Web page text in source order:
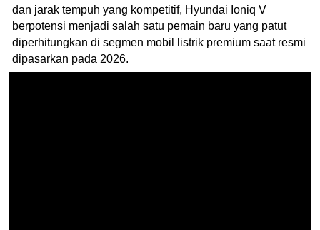
dan jarak tempuh yang kompetitif, Hyundai Ioniq V
berpotensi menjadi salah satu pemain baru yang patut
diperhitungkan di segmen mobil listrik premium saat resmi
dipasarkan pada 2026.